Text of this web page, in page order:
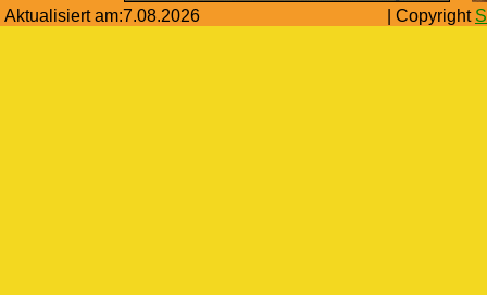
Aktualisiert am:7.08.2026 | Copyright